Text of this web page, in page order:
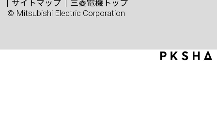
© Mitsubishi Electric Corporation